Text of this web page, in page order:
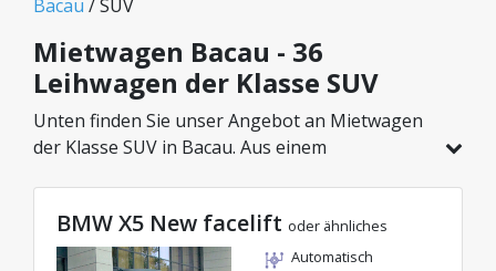
Bacau / SUV
Mietwagen Bacau - 36
Leihwagen der Klasse SUV
Unten finden Sie unser Angebot an Mietwagen
der Klasse SUV in Bacau. Aus einem
aus der gewählten Kategorie wählen, mit
attraktiven Preisen ab nur 27€/Tag.
BMW X5 New facelift oder ähnliches
Automatisch